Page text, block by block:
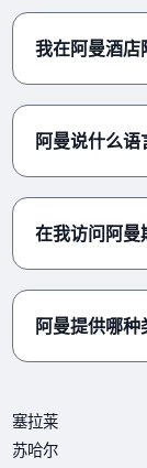
我在阿曼酒店
阿曼说什么语
在我访问阿曼
阿曼提供哪种
塞拉莱
苏哈尔